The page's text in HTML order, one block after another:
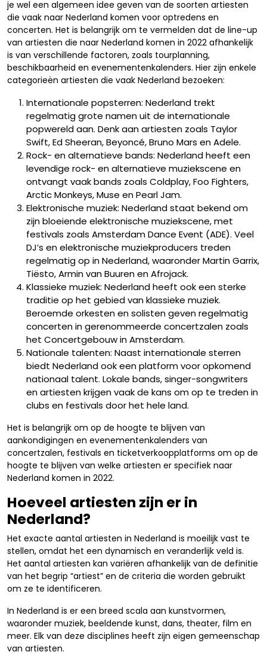
je wel een algemeen idee geven van de soorten artiesten
die vaak naar Nederland komen voor optredens en
concerten. Het is belangrijk om te vermelden dat de line-up
van artiesten die naar Nederland komen in 2022 afhankelijk
is van verschillende factoren, zoals tourplanning,
beschikbaarheid en evenementenkalenders. Hier zijn enkele
categorieën artiesten die vaak Nederland bezoeken:
Internationale popsterren: Nederland trekt
regelmatig grote namen uit de internationale
popwereld aan. Denk aan artiesten zoals Taylor
Swift, Ed Sheeran, Beyoncé, Bruno Mars en Adele.
Rock- en alternatieve bands: Nederland heeft een
levendige rock- en alternatieve muziekscene en
ontvangt vaak bands zoals Coldplay, Foo Fighters,
Arctic Monkeys, Muse en Pearl Jam.
Elektronische muziek: Nederland staat bekend om
zijn bloeiende elektronische muziekscene, met
festivals zoals Amsterdam Dance Event (ADE). Veel
DJ’s en elektronische muziekproducers treden
regelmatig op in Nederland, waaronder Martin Garrix,
Tiësto, Armin van Buuren en Afrojack.
Klassieke muziek: Nederland heeft ook een sterke
traditie op het gebied van klassieke muziek.
Beroemde orkesten en solisten geven regelmatig
concerten in gerenommeerde concertzalen zoals
het Concertgebouw in Amsterdam.
Nationale talenten: Naast internationale sterren
biedt Nederland ook een platform voor opkomend
nationaal talent. Lokale bands, singer-songwriters
en artiesten krijgen vaak de kans om op te treden in
clubs en festivals door het hele land.
Het is belangrijk om op de hoogte te blijven van
aankondigingen en evenementenkalenders van
concertzalen, festivals en ticketverkoopplatforms om op de
hoogte te blijven van welke artiesten er specifiek naar
Nederland komen in 2022.
Hoeveel artiesten zijn er in
Nederland?
Het exacte aantal artiesten in Nederland is moeilijk vast te
stellen, omdat het een dynamisch en veranderlijk veld is.
Het aantal artiesten kan variëren afhankelijk van de definitie
van het begrip “artiest” en de criteria die worden gebruikt
om ze te identificeren.
In Nederland is er een breed scala aan kunstvormen,
waaronder muziek, beeldende kunst, dans, theater, film en
meer. Elk van deze disciplines heeft zijn eigen gemeenschap
van artiesten.